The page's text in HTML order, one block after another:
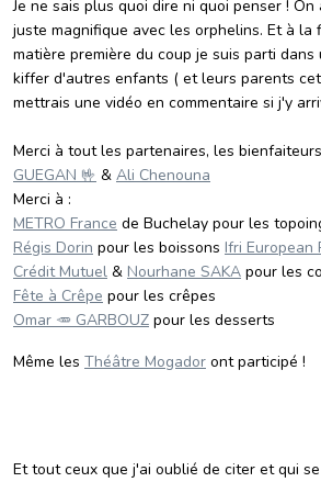
Je ne sais plus quoi dire ni quoi penser !
juste magnifique avec les orphelins. Et à la
matière première du coup je suis parti
kiffer d'autres enfants ( et leurs parents
mettrais une vidéo en commentaire si j'y
Merci à tout les partenaires, les
GUEGAN 🤟 & Ali Chenouna
Merci à :
METRO France de Buchelay pour les
Régis Dorin pour les boissons Ifri European
Crédit Mutuel & Nourhane SAKA pour les
Fête à Crêpe pour les crêpes
Omar 🥕 GARBOUZ pour les desserts
Même les Théâtre Mogador ont participé !
Et tout ceux que j'ai oublié de citer et qui